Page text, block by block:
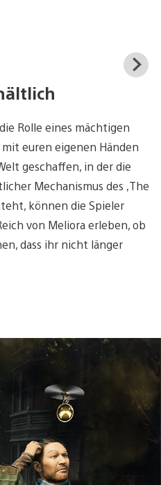
Rolle eines mächtigen
euren eigenen Händen
geschaffen, in der die
Mechanismus des ‚The
können die Spieler
von Meliora erleben, ob
dass ihr nicht länger